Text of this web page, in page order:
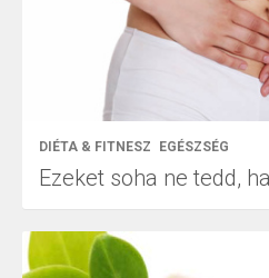
DIÉTA & FITNESZ EGÉSZSÉG
Ezeket soha ne tedd,